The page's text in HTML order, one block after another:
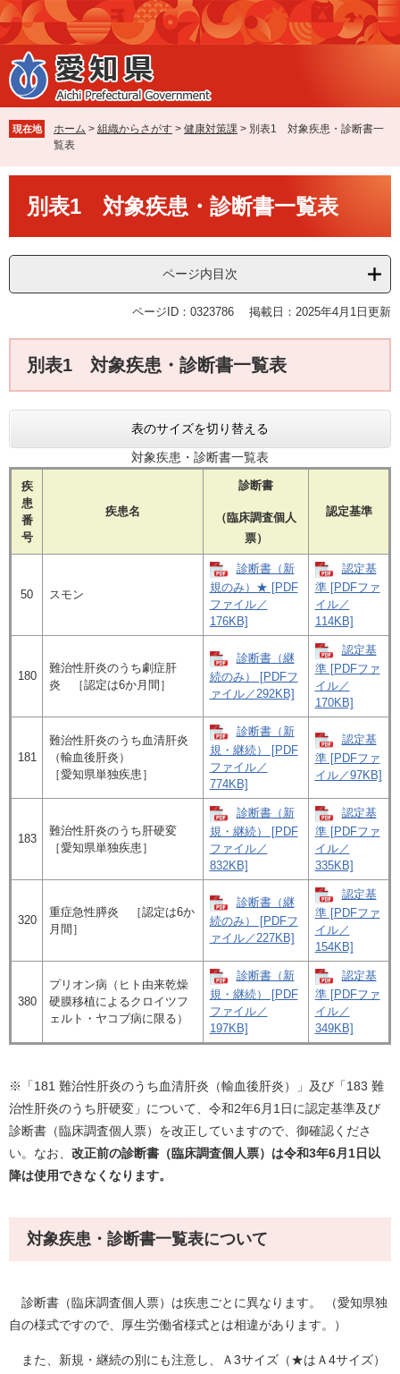
ペ
ー
ジ
の
先
で
す
メ
ニ
ュ
ー
を
ば
し
本
現在地 ホーム > 組織からさがす > 健康対策課 > 別表1 対象疾患・診断書一
覧表
別表1 対象疾患・診断書一覧表
ページ内目次
ページID：0323786 掲載日：2025年4月1日更新
別表1 対象疾患・診断書一覧表
表のサイズを切り替える
対象疾患・診断書一覧表
疾
患
番
号
疾患名
診断書
（臨床調査個人
票）
認定基準
50 スモン
診断書（新
規のみ）★ [PDF
ファイル／
176KB]
認定基
準 [PDFファ
イル／
114KB]
180
難治性肝炎のうち劇症肝
炎 ［認定は6か月間］
診断書（継
続のみ） [PDFフ
ァイル／292KB]
認定基
準 [PDFファ
イル／
170KB]
181
難治性肝炎のうち血清肝炎
（輸血後肝炎）
［愛知県単独疾患］
診断書（新
規・継続） [PDF
ファイル／
774KB]
認定基
準 [PDFファ
イル／97KB]
183
難治性肝炎のうち肝硬変
［愛知県単独疾患］
診断書（新
規・継続） [PDF
ファイル／
832KB]
認定基
準 [PDFファ
イル／
335KB]
320
重症急性膵炎 ［認定は6か
月間］
診断書（継
続のみ） [PDFフ
ァイル／227KB]
認定基
準 [PDFファ
イル／
154KB]
380
プリオン病（ヒト由来乾燥
硬膜移植によるクロイツフ
ェルト・ヤコブ病に限る）
診断書（新
規・継続） [PDF
ファイル／
197KB]
認定基
準 [PDFファ
イル／
349KB]
※「181 難治性肝炎のうち血清肝炎（輸血後肝炎）」及び「183 難
治性肝炎のうち肝硬変」について、令和2年6月1日に認定基準及び
診断書（臨床調査個人票）を改正していますので、御確認くださ
い。なお、 改正前の診断書（臨床調査個人票）は令和3年6月1日以
降は使用できなくなります。
対象疾患・診断書一覧表について
診断書（臨床調査個人票）は疾患ごとに異なります。 （愛知県独
自の様式ですので、厚生労働省様式とは相違があります。）
また、新規・継続の別にも注意し、Ａ3サイズ（★はＡ4サイズ）